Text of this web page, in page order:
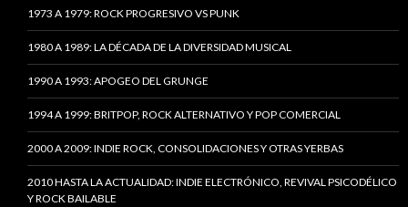
1973 A 1979: ROCK PROGRESIVO VS PUNK
1980 A 1989: LA DÉCADA DE LA DIVERSIDAD MUSICAL
1990 A 1993: APOGEO DEL GRUNGE
1994 A 1999: BRITPOP, ROCK ALTERNATIVO Y POP COMERCIAL
2000 A 2009: INDIE ROCK, CONSOLIDACIONES Y OTRAS YERBAS
2010 HASTA LA ACTUALIDAD: INDIE ELECTRÓNICO, REVIVAL PSICODÉLICO
Y ROCK BAILABLE